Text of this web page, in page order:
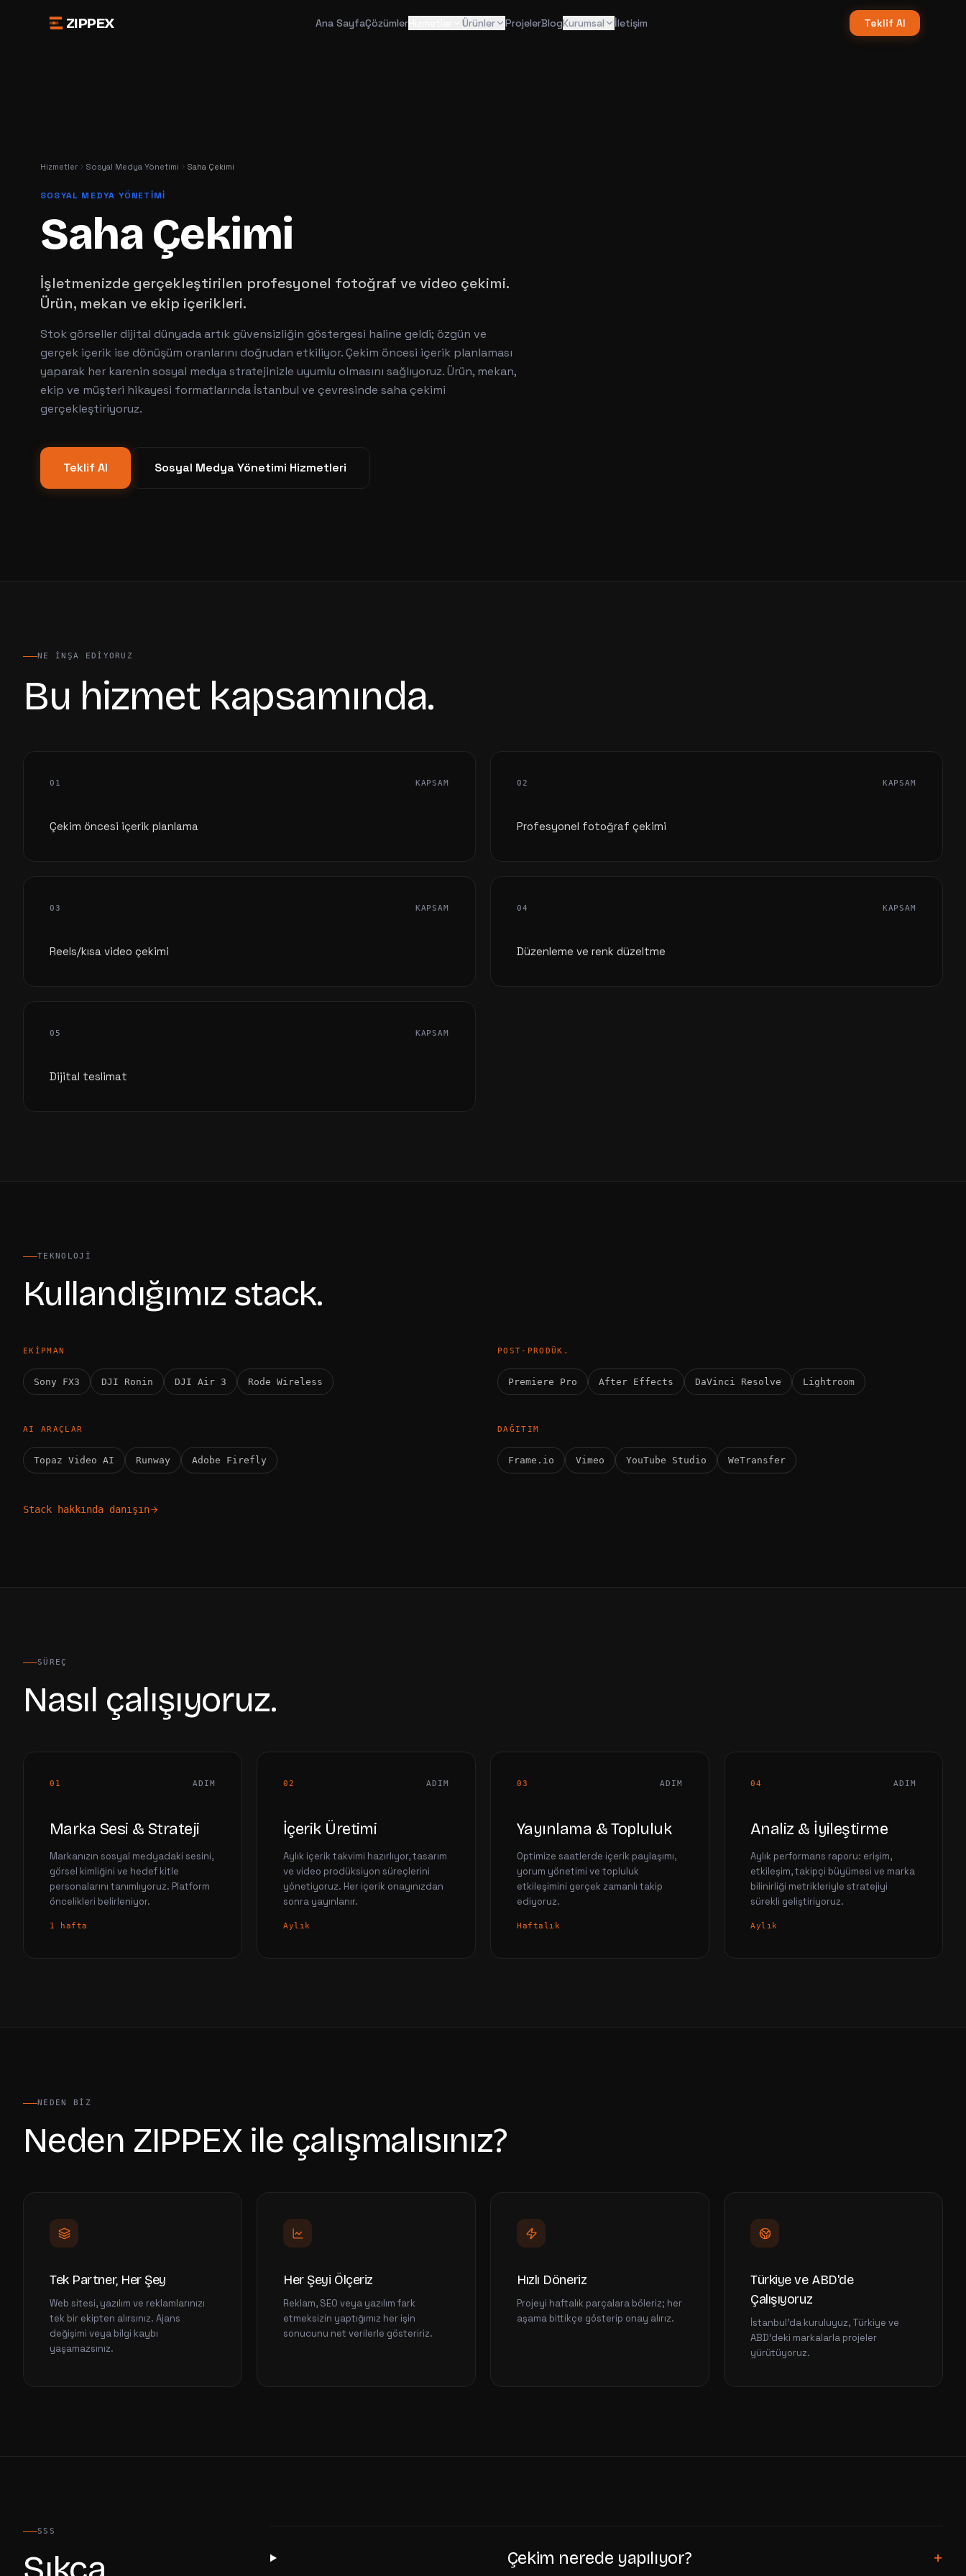
ZIPPEX Ana SayfaÇözümler Ürünler ProjelerBlogKurumsal İletişim Teklif Al
Hizmetler Sosyal Medya Yönetimi Saha Çekimi
SOSYAL MEDYA YÖNETIMI
Saha Çekimi
İşletmenizde gerçekleştirilen profesyonel fotoğraf ve video çekimi.
Ürün, mekan ve ekip içerikleri.
Stok görseller dijital dünyada artık güvensizliğin göstergesi haline geldi; özgün ve
gerçek içerik ise dönüşüm oranlarını doğrudan etkiliyor. Çekim öncesi içerik planlaması
yaparak her karenin sosyal medya stratejinizle uyumlu olmasını sağlıyoruz. Ürün, mekan,
ekip ve müşteri hikayesi formatlarında İstanbul ve çevresinde saha çekimi
gerçekleştiriyoruz.
Teklif Al Sosyal Medya Yönetimi Hizmetleri
NE INŞA EDIYORUZ
Bu hizmet kapsamında.
01 KAPSAM
Çekim öncesi içerik planlama
02 KAPSAM
Profesyonel fotoğraf çekimi
03 KAPSAM
Reels/kısa video çekimi
04 KAPSAM
Düzenleme ve renk düzeltme
05 KAPSAM
Dijital teslimat
TEKNOLOJI
Kullandığımız stack.
EKIPMAN
Sony FX3 DJI Ronin DJI Air 3 Rode Wireless
POST-PRODÜK.
Premiere Pro After Effects DaVinci Resolve Lightroom
AI ARAÇLAR
Topaz Video AI Runway Adobe Firefly
DAĞITIM
Frame.io Vimeo YouTube Studio WeTransfer
Stack hakkında danışın
SÜREÇ
Nasıl çalışıyoruz.
01 ADIM
Marka Sesi & Strateji
Markanızın sosyal medyadaki sesini,
görsel kimliğini ve hedef kitle
personalarını tanımlıyoruz. Platform
öncelikleri belirleniyor.
1 hafta
02 ADIM
İçerik Üretimi
Aylık içerik takvimi hazırlıyor, tasarım
ve video prodüksiyon süreçlerini
yönetiyoruz. Her içerik onayınızdan
sonra yayınlanır.
Aylık
03 ADIM
Yayınlama & Topluluk
Optimize saatlerde içerik paylaşımı,
yorum yönetimi ve topluluk
etkileşimini gerçek zamanlı takip
ediyoruz.
Haftalık
04 ADIM
Analiz & İyileştirme
Aylık performans raporu: erişim,
etkileşim, takipçi büyümesi ve marka
bilinirliği metrikleriyle stratejiyi
sürekli geliştiriyoruz.
Aylık
NEDEN BIZ
Neden ZIPPEX ile çalışmalısınız?
Tek Partner, Her Şey
Web sitesi, yazılım ve reklamlarınızı
tek bir ekipten alırsınız. Ajans
değişimi veya bilgi kaybı
yaşamazsınız.
Her Şeyi Ölçeriz
Reklam, SEO veya yazılım fark
etmeksizin yaptığımız her işin
sonucunu net verilerle gösteririz.
Hızlı Döneriz
Projeyi haftalık parçalara böleriz; her
aşama bittikçe gösterip onay alırız.
Türkiye ve ABD'de
Çalışıyoruz
İstanbul'da kuruluyuz, Türkiye ve
ABD'deki markalarla projeler
yürütüyoruz.
SSS
Çekim nerede yapılıyor? +